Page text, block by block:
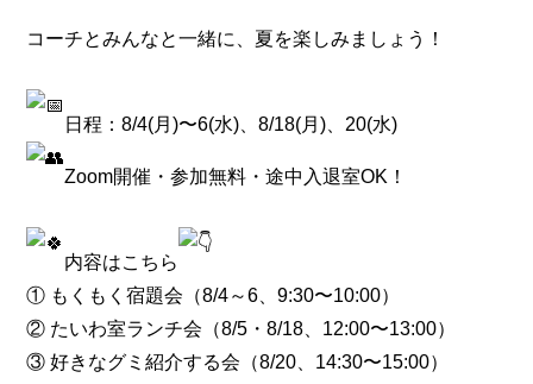
コーチとみんなと一緒に、夏を楽しみましょう！
日程：8/4(月)〜6(水)、8/18(月)、20(水)
Zoom開催・参加無料・途中入退室OK！
内容はこちら
① もくもく宿題会（8/4～6、9:30〜10:00）
② たいわ室ランチ会（8/5・8/18、12:00〜13:00）
③ 好きなグミ紹介する会（8/20、14:30〜15:00）